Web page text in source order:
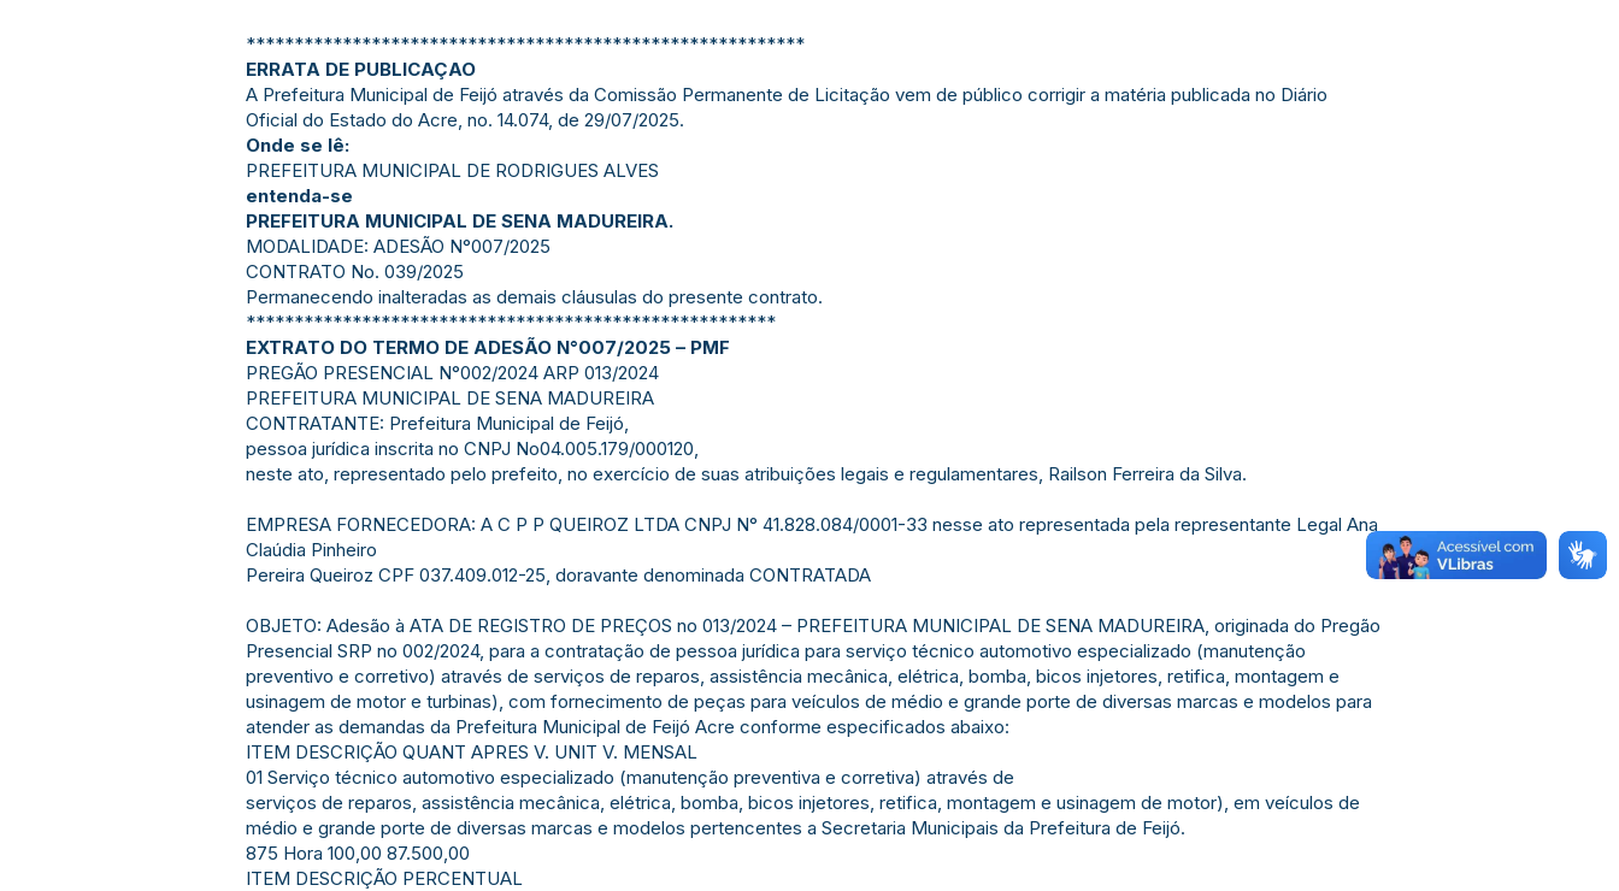
**********************************************************
ERRATA DE PUBLICAÇAO
A Prefeitura Municipal de Feijó através da Comissão Permanente de Licitação vem de público corrigir a matéria publicada no Diário
Oficial do Estado do Acre, no. 14.074, de 29/07/2025.
Onde se lê:
PREFEITURA MUNICIPAL DE RODRIGUES ALVES
entenda-se
PREFEITURA MUNICIPAL DE SENA MADUREIRA.
MODALIDADE: ADESÃO N°007/2025
CONTRATO No. 039/2025
Permanecendo inalteradas as demais cláusulas do presente contrato.
*******************************************************
EXTRATO DO TERMO DE ADESÃO N°007/2025 – PMF
PREGÃO PRESENCIAL N°002/2024 ARP 013/2024
PREFEITURA MUNICIPAL DE SENA MADUREIRA
CONTRATANTE: Prefeitura Municipal de Feijó,
pessoa jurídica inscrita no CNPJ No04.005.179/000120,
neste ato, representado pelo prefeito, no exercício de suas atribuições legais e regulamentares, Railson Ferreira da Silva.
EMPRESA FORNECEDORA: A C P P QUEIROZ LTDA CNPJ N° 41.828.084/0001-33 nesse ato representada pela representante Legal Ana
Claúdia Pinheiro
Pereira Queiroz CPF 037.409.012-25, doravante denominada CONTRATADA
OBJETO: Adesão à ATA DE REGISTRO DE PREÇOS no 013/2024 – PREFEITURA MUNICIPAL DE SENA MADUREIRA, originada do Pregão
Presencial SRP no 002/2024, para a contratação de pessoa jurídica para serviço técnico automotivo especializado (manutenção
preventivo e corretivo) através de serviços de reparos, assistência mecânica, elétrica, bomba, bicos injetores, retifica, montagem e
usinagem de motor e turbinas), com fornecimento de peças para veículos de médio e grande porte de diversas marcas e modelos para
atender as demandas da Prefeitura Municipal de Feijó Acre conforme especificados abaixo:
ITEM DESCRIÇÃO QUANT APRES V. UNIT V. MENSAL
01 Serviço técnico automotivo especializado (manutenção preventiva e corretiva) através de
serviços de reparos, assistência mecânica, elétrica, bomba, bicos injetores, retifica, montagem e usinagem de motor), em veículos de
médio e grande porte de diversas marcas e modelos pertencentes a Secretaria Municipais da Prefeitura de Feijó.
875 Hora 100,00 87.500,00
ITEM DESCRIÇÃO PERCENTUAL